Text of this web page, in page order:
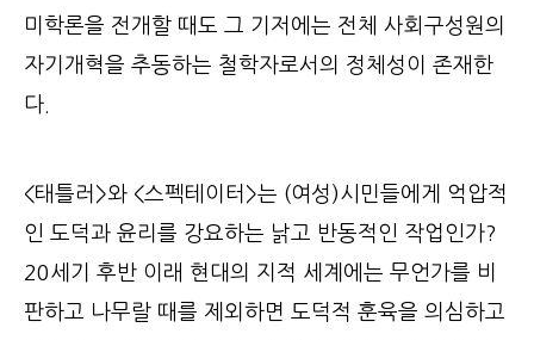
미학론을 전개할 때도 그 기저에는 전체 사회구성원의
자기개혁을 추동하는 철학자로서의 정체성이 존재한
다.
<태틀러>와 <스펙테이터>는 (여성)시민들에게 억압적
인 도덕과 윤리를 강요하는 낡고 반동적인 작업인가?
20세기 후반 이래 현대의 지적 세계에는 무언가를 비
판하고 나무랄 때를 제외하면 도덕적 훈육을 의심하고